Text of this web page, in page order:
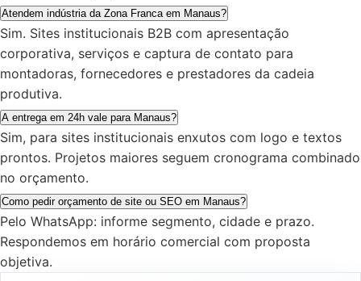
Atendem indústria da Zona Franca em Manaus?
Sim. Sites institucionais B2B com apresentação
corporativa, serviços e captura de contato para
montadoras, fornecedores e prestadores da cadeia
produtiva.
A entrega em 24h vale para Manaus?
Sim, para sites institucionais enxutos com logo e textos
prontos. Projetos maiores seguem cronograma combinado
no orçamento.
Como pedir orçamento de site ou SEO em Manaus?
Pelo WhatsApp: informe segmento, cidade e prazo.
Respondemos em horário comercial com proposta
objetiva.